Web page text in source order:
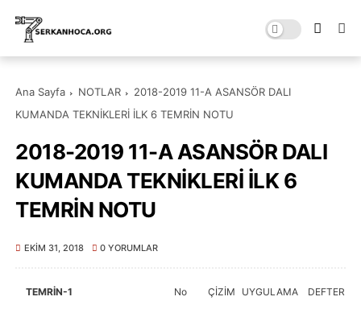
Ana Sayfa NOTLAR
2018-2019 11-A ASANSÖR DALI
KUMANDA TEKNİKLERİ İLK 6 TEMRİN NOTU
2018-2019 11-A ASANSÖR DALI
KUMANDA TEKNİKLERİ İLK 6
TEMRİN NOTU
EKIM 31, 2018 0 YORUMLAR
TEMRİN-1 No ÇİZİM UYGULAMA DEFTER